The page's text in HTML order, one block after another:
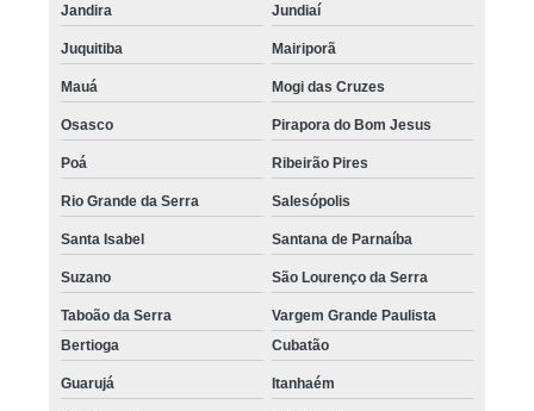
Jandira Jundiaí
Juquitiba Mairiporã
Mauá Mogi das Cruzes
Osasco Pirapora do Bom Jesus
Poá Ribeirão Pires
Rio Grande da Serra Salesópolis
Santa Isabel Santana de Parnaíba
Suzano São Lourenço da Serra
Taboão da Serra
Vargem Grande Paulista
Bertioga
Cubatão
Guarujá Itanhaém